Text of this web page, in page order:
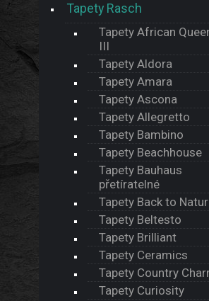
Tapety Rasch
Tapety African
III
Tapety Aldora
Tapety Amara
Tapety Ascona
Tapety Allegretto
Tapety Bambino
Tapety Beachhouse
Tapety Bauhaus
přetíratelné
Tapety Back to
Tapety Beltesto
Tapety Brilliant
Tapety Ceramics
Tapety Country
Tapety Curiosity